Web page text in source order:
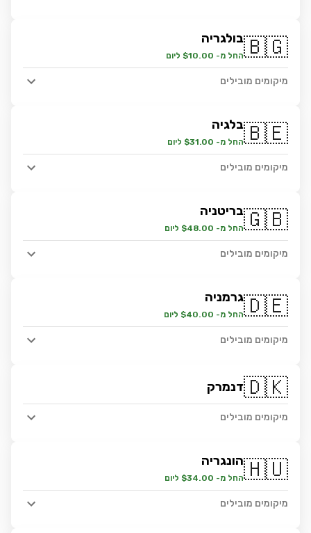
🇧🇬בולגריה
החל מ- $10.00 ליום
מיקומים מובילים
🇧🇪בלגיה
החל מ- $31.00 ליום
מיקומים מובילים
🇬🇧בריטניה
החל מ- $48.00 ליום
מיקומים מובילים
🇩🇪גרמניה
החל מ- $40.00 ליום
מיקומים מובילים
🇩🇰דנמרק
מיקומים מובילים
🇭🇺הונגריה
החל מ- $34.00 ליום
מיקומים מובילים